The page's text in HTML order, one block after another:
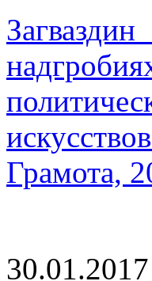
Грамота,
30.01.2017